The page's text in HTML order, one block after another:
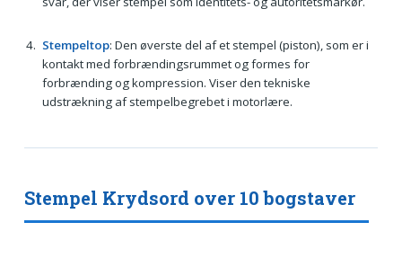
Stempeltop: Den øverste del af et stempel (piston), som er i
kontakt med forbrændingsrummet og formes for
forbrænding og kompression. Viser den tekniske
udstrækning af stempelbegrebet i motorlære.
Stempel Krydsord over 10 bogstaver